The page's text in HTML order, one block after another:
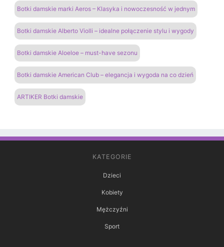
Botki damskie marki Aeros – Klasyka i nowoczesność w jednym
Botki damskie Alberto Violli – idealne połączenie stylu i wygody
Botki damskie Aloeloe – must-have sezonu
Botki damskie American Club – elegancja i wygoda na co dzień
ARTIKER Botki damskie
KATEGORIE
Dzieci
Kobiety
Mężczyźni
Sport